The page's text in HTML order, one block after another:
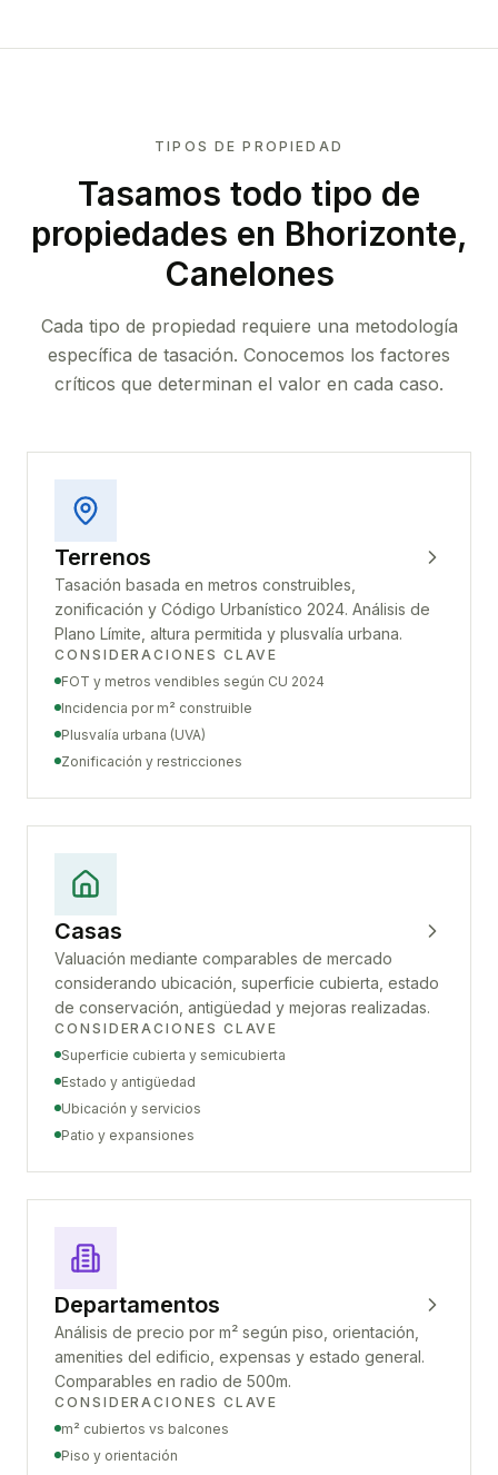
TIPOS DE PROPIEDAD
Tasamos todo tipo de
propiedades en Bhorizonte,
Canelones
Cada tipo de propiedad requiere una metodología
específica de tasación. Conocemos los factores
críticos que determinan el valor en cada caso.
Terrenos
Tasación basada en metros construibles,
zonificación y Código Urbanístico 2024. Análisis de
Plano Límite, altura permitida y plusvalía urbana.
CONSIDERACIONES CLAVE
FOT y metros vendibles según CU 2024
Incidencia por m² construible
Plusvalía urbana (UVA)
Zonificación y restricciones
Casas
Valuación mediante comparables de mercado
considerando ubicación, superficie cubierta, estado
de conservación, antigüedad y mejoras realizadas.
CONSIDERACIONES CLAVE
Superficie cubierta y semicubierta
Estado y antigüedad
Ubicación y servicios
Patio y expansiones
Departamentos
Análisis de precio por m² según piso, orientación,
amenities del edificio, expensas y estado general.
Comparables en radio de 500m.
CONSIDERACIONES CLAVE
m² cubiertos vs balcones
Piso y orientación